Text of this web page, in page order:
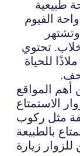
طبيعية
الفيوم
تحتوي
للحياة
أهم المواقع
الاستمتاع
مثل ركوب
بالطبيعة
زيارة